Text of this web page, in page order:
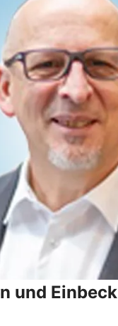
und Einbeck